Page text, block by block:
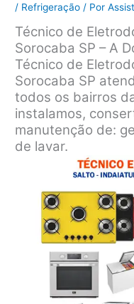
/ Refrigeração / Por
Técnico de
Sorocaba SP – A
Técnico de
Sorocaba SP
todos os bairros
instalamos,
manutenção de:
de lavar.